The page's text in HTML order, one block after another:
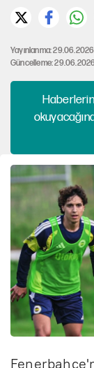
Yayınlanma:
Güncelleme: